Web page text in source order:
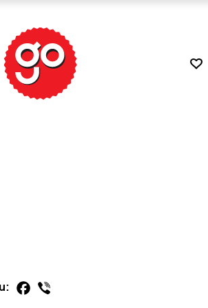
Tender is the Wine – Какво